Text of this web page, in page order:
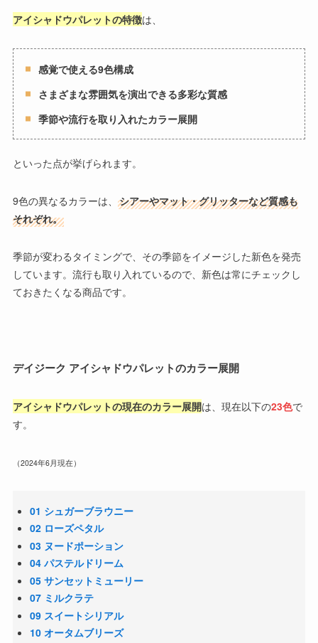
アイシャドウパレットの特徴は、
感覚で使える9色構成
さまざまな雰囲気を演出できる多彩な質感
季節や流行を取り入れたカラー展開
といった点が挙げられます。
9色の異なるカラーは、 シアーやマット・グリッターなど質感も
それぞれ。
季節が変わるタイミングで、その季節をイメージした新色を発売
しています。流行も取り入れているので、新色は常にチェックし
ておきたくなる商品です。
デイジーク アイシャドウパレットのカラー展開
アイシャドウパレットの現在のカラー展開は、現在以下の23色で
す。
（2024年6月現在）
01 シュガーブラウニー
02 ローズペタル
03 ヌードポーション
04 パステルドリーム
05 サンセットミューリー
07 ミルクラテ
09 スイートシリアル
10 オータムブリーズ